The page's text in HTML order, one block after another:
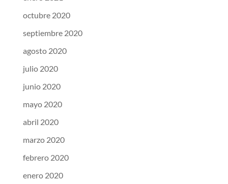
octubre 2020
septiembre 2020
agosto 2020
julio 2020
junio 2020
mayo 2020
abril 2020
marzo 2020
febrero 2020
enero 2020